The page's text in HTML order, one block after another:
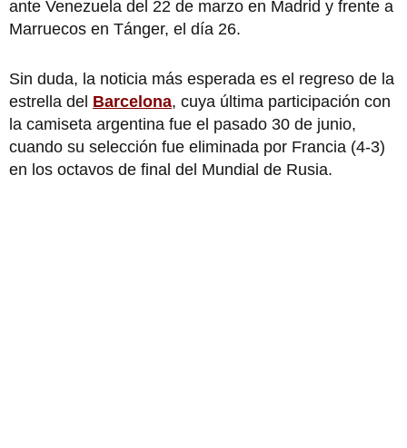
ante Venezuela del 22 de marzo en Madrid y frente a
Marruecos en Tánger, el día 26.
Sin duda, la noticia más esperada es el regreso de la
estrella del Barcelona, cuya última participación con
la camiseta argentina fue el pasado 30 de junio,
cuando su selección fue eliminada por Francia (4-3)
en los octavos de final del Mundial de Rusia.